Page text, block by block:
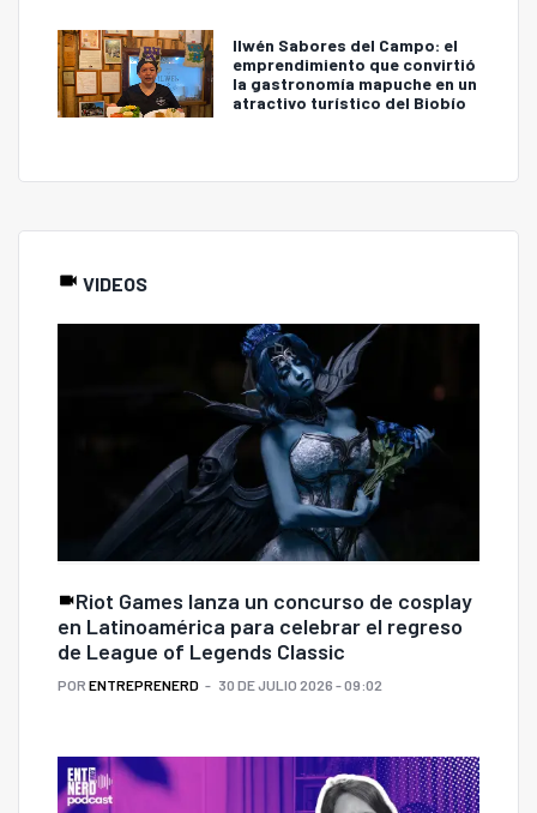
Ilwén Sabores del Campo: el
emprendimiento que convirtió
la gastronomía mapuche en un
atractivo turístico del Biobío
VIDEOS
Riot Games lanza un concurso de cosplay
en Latinoamérica para celebrar el regreso
de League of Legends Classic
POR ENTREPRENERD 30 DE JULIO 2026 - 09:02